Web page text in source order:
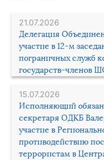
21.07.2026
Делегация
участие в 12-м
пограничных служб
государств-членов
15.07.2026
Исполняющий
секретаря ОДКБ
участие в
противодействию
террористам в